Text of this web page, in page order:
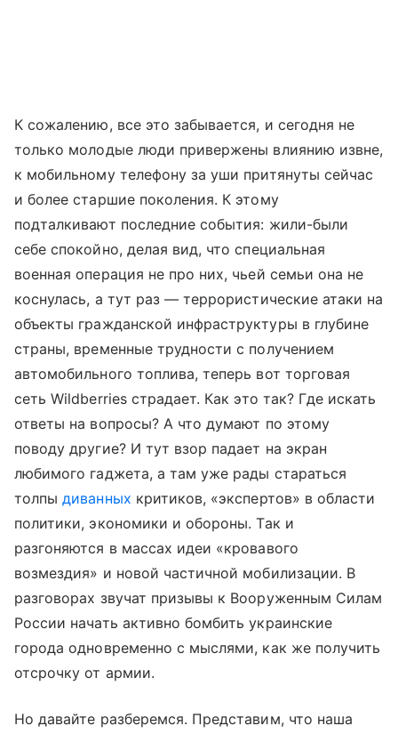
К сожалению, все это забывается, и сегодня не
только молодые люди привержены влиянию извне,
к мобильному телефону за уши притянуты сейчас
и более старшие поколения. К этому
подталкивают последние события: жили-были
себе спокойно, делая вид, что специальная
военная операция не про них, чьей семьи она не
коснулась, а тут раз — террористические атаки на
объекты гражданской инфраструктуры в глубине
страны, временные трудности с получением
автомобильного топлива, теперь вот торговая
сеть Wildberries страдает. Как это так? Где искать
ответы на вопросы? А что думают по этому
поводу другие? И тут взор падает на экран
любимого гаджета, а там уже рады стараться
толпыдиванных критиков, «экспертов» в области
политики, экономики и обороны. Так и
разгоняются в массах идеи «кровавого
возмездия» и новой частичной мобилизации. В
разговорах звучат призывы к Вооруженным Силам
России начать активно бомбить украинские
города одновременно с мыслями, как же получить
отсрочку от армии.
Но давайте разберемся. Представим, что наша